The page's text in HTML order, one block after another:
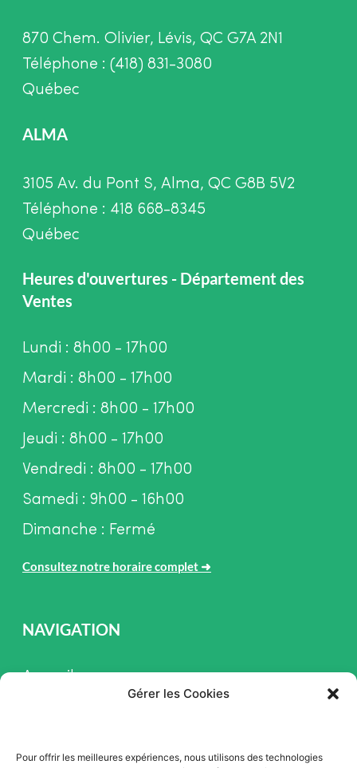
Gérer les Cookies
Pour offrir les meilleures expériences, nous utilisons des technologies
870 Chem. Olivier, Lévis, QC G7A 2N1
Téléphone : (418) 831-3080
Québec
ALMA
3105 Av. du Pont S, Alma, QC G8B 5V2
Téléphone : 418 668-8345
Québec
Heures d'ouvertures - Département des
Ventes
Lundi : 8h00 - 17h00
Mardi : 8h00 - 17h00
Mercredi : 8h00 - 17h00
Jeudi : 8h00 - 17h00
Vendredi : 8h00 - 17h00
Samedi : 9h00 - 16h00
Dimanche : Fermé
Consultez notre horaire complet ➜
NAVIGATION
Accueil